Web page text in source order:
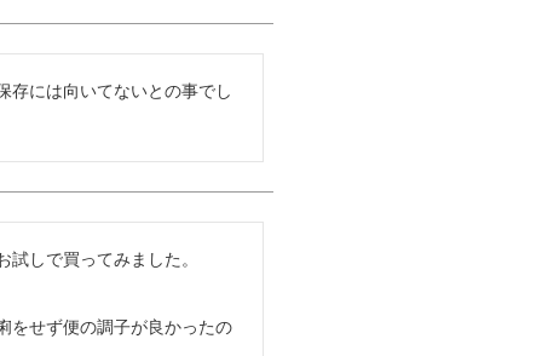
存には向いてないとの事でし
しで買ってみました。
をせず便の調子が良かったの